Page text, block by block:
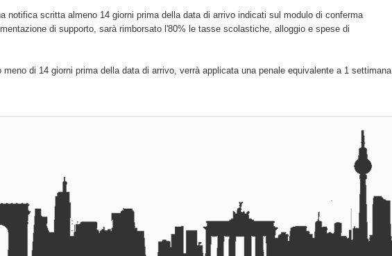
notifica scritta almeno 14 giorni prima della data di arrivo indicati sul modulo di conferma
di supporto, sarà rimborsato l'80% le tasse scolastiche, alloggio e spese di
di 14 giorni prima della data di arrivo, verrà applicata una penale equivalente a 1 settimana